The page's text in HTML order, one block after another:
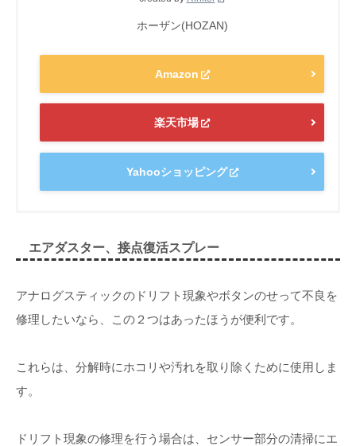
ホーザン(HOZAN)
Amazon
楽天市場
Yahooショッピング
エアダスター、接点復活スプレー
アナログスティックのドリフト現象やボタンのせって不良を
修理したいなら、この２つはあったほうが便利です。
これらは、分解時にホコリや汚れを取り除くために使用しま
す。
ドリフト現象の修理を行う場合は、センサー部分の清掃にエ